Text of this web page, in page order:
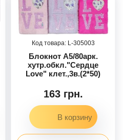
305003
Блокнот А5/80арк.
хутр.обкл."Сердце
Love" клет.,3в.(2*50)
163 грн.